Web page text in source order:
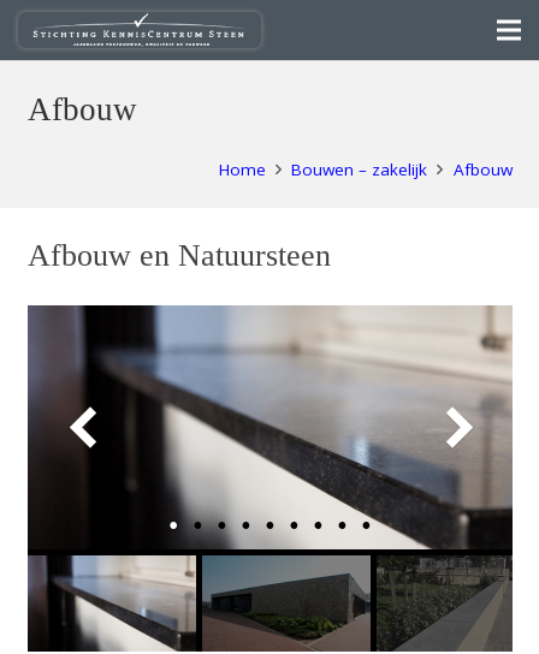
Afbouw
Home Bouwen – zakelijk Afbouw
Afbouw en Natuursteen